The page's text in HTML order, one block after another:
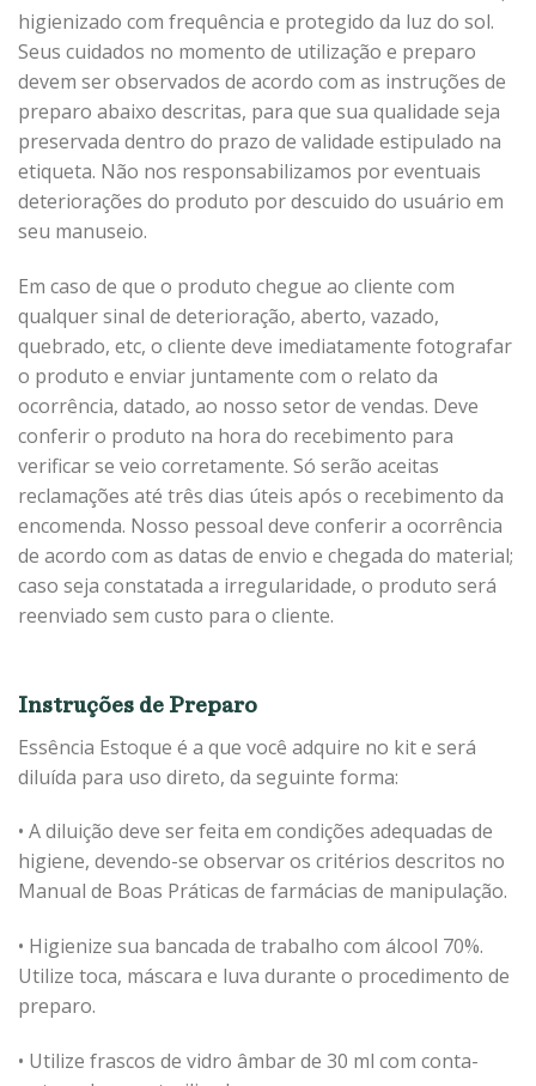
higienizado com frequência e protegido da luz do sol.
Seus cuidados no momento de utilização e preparo
devem ser observados de acordo com as instruções de
preparo abaixo descritas, para que sua qualidade seja
preservada dentro do prazo de validade estipulado na
etiqueta. Não nos responsabilizamos por eventuais
deteriorações do produto por descuido do usuário em
seu manuseio.
Em caso de que o produto chegue ao cliente com
qualquer sinal de deterioração, aberto, vazado,
quebrado, etc, o cliente deve imediatamente fotografar
o produto e enviar juntamente com o relato da
ocorrência, datado, ao nosso setor de vendas. Deve
conferir o produto na hora do recebimento para
verificar se veio corretamente. Só serão aceitas
reclamações até três dias úteis após o recebimento da
encomenda. Nosso pessoal deve conferir a ocorrência
de acordo com as datas de envio e chegada do material;
caso seja constatada a irregularidade, o produto será
reenviado sem custo para o cliente.
Instruções de Preparo
Essência Estoque é a que você adquire no kit e será
diluída para uso direto, da seguinte forma:
• A diluição deve ser feita em condições adequadas de
higiene, devendo-se observar os critérios descritos no
Manual de Boas Práticas de farmácias de manipulação.
• Higienize sua bancada de trabalho com álcool 70%.
Utilize toca, máscara e luva durante o procedimento de
preparo.
• Utilize frascos de vidro âmbar de 30 ml com conta-